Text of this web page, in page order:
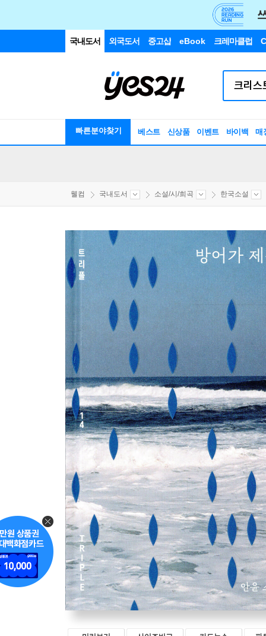
국내도서 외국도서 중고샵 eBook 크레마클럽
빠른분야찾기 베스트 신상품 이벤트 바이백 매
웰컴 국내도서 소설/시/희곡 한국소설